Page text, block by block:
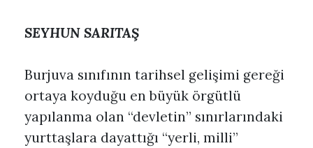
SEYHUN SARITAŞ
Burjuva sınıfının tarihsel gelişimi gereği
ortaya koyduğu en büyük örgütlü
yapılanma olan “devletin” sınırlarındaki
yurttaşlara dayattığı “yerli, milli”